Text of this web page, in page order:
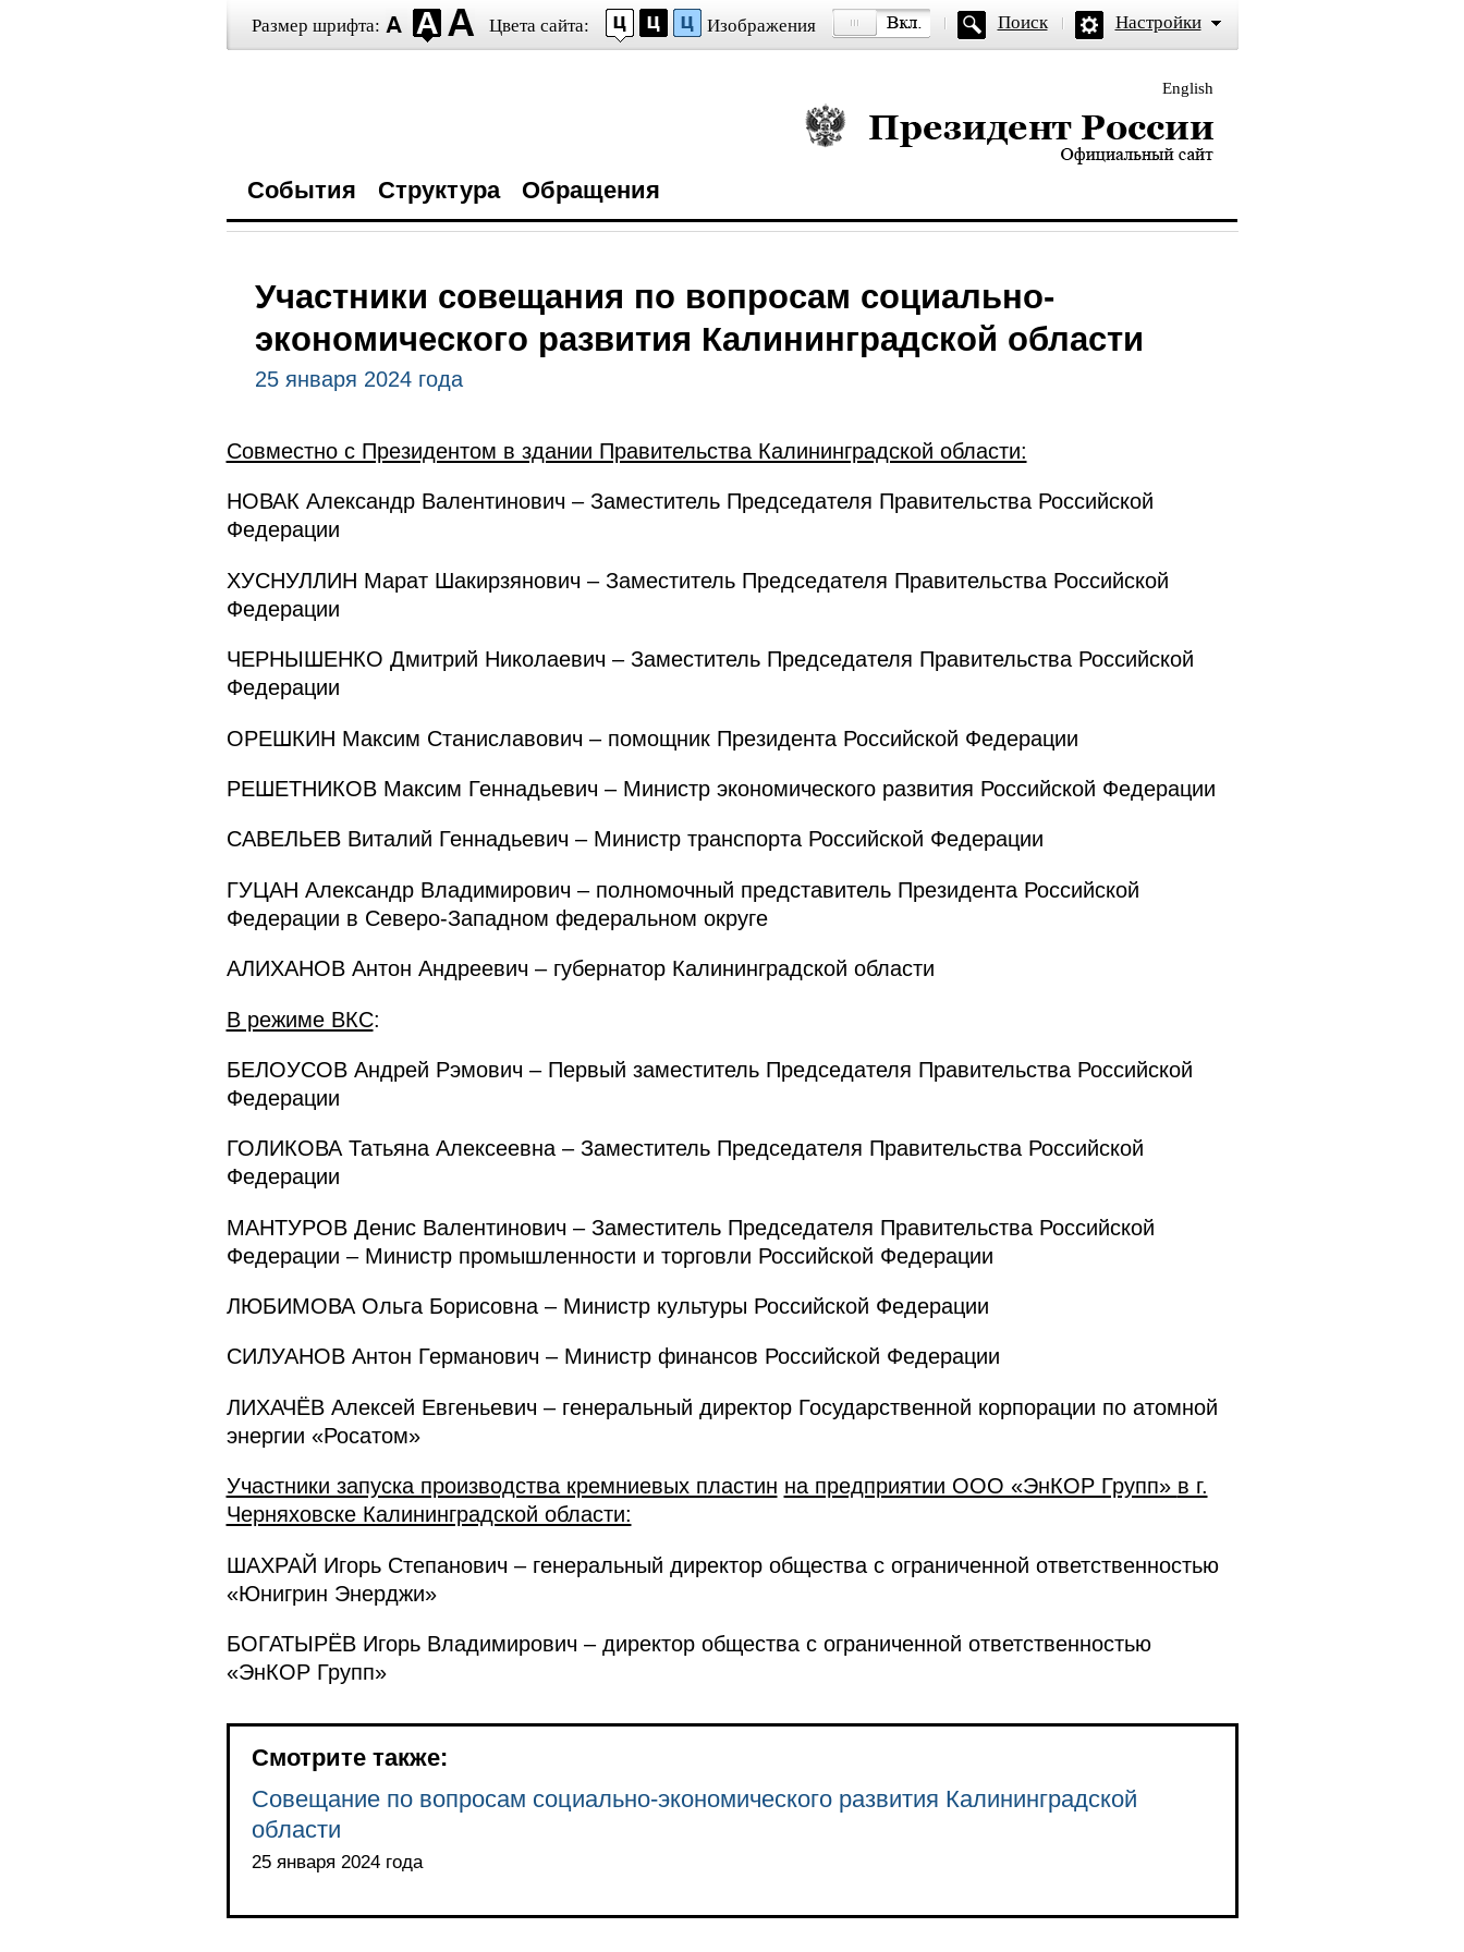
Размер шрифта: Цвета сайта: Изображения Поиск Настройки
English
Президент России — официальный сайт
События Структура Обращения
Участники совещания по вопросам социально-
экономического развития Калининградской области
25 января 2024 года
Совместно с Президентом в здании Правительства Калининградской области:
НОВАК Александр Валентинович – Заместитель Председателя Правительства Российской
Федерации
ХУСНУЛЛИН Марат Шакирзянович – Заместитель Председателя Правительства Российской
Федерации
ЧЕРНЫШЕНКО Дмитрий Николаевич – Заместитель Председателя Правительства Российской
Федерации
ОРЕШКИН Максим Станиславович – помощник Президента Российской Федерации
РЕШЕТНИКОВ Максим Геннадьевич – Министр экономического развития Российской Федерации
САВЕЛЬЕВ Виталий Геннадьевич – Министр транспорта Российской Федерации
ГУЦАН Александр Владимирович – полномочный представитель Президента Российской
Федерации в Северо-Западном федеральном округе
АЛИХАНОВ Антон Андреевич – губернатор Калининградской области
В режиме ВКС:
БЕЛОУСОВ Андрей Рэмович – Первый заместитель Председателя Правительства Российской
Федерации
ГОЛИКОВА Татьяна Алексеевна – Заместитель Председателя Правительства Российской
Федерации
МАНТУРОВ Денис Валентинович – Заместитель Председателя Правительства Российской
Федерации – Министр промышленности и торговли Российской Федерации
ЛЮБИМОВА Ольга Борисовна – Министр культуры Российской Федерации
СИЛУАНОВ Антон Германович – Министр финансов Российской Федерации
ЛИХАЧЁВ Алексей Евгеньевич – генеральный директор Государственной корпорации по атомной
энергии «Росатом»
Участники запуска производства кремниевых пластин на предприятии ООО «ЭнКОР Групп» в г.
Черняховске Калининградской области:
ШАХРАЙ Игорь Степанович – генеральный директор общества с ограниченной ответственностью
«Юнигрин Энерджи»
БОГАТЫРЁВ Игорь Владимирович – директор общества с ограниченной ответственностью
«ЭнКОР Групп»
Смотрите также:
Совещание по вопросам социально-экономического развития Калининградской
области
25 января 2024 года